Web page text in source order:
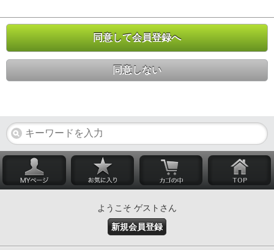
同意して会員登録へ
同意しない
ようこそ ゲストさん
新規会員登録